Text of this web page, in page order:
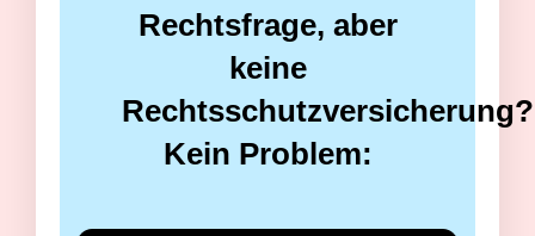
Rechtsfrage, aber
keine
Rechtsschutzversicherung?
Kein Problem: